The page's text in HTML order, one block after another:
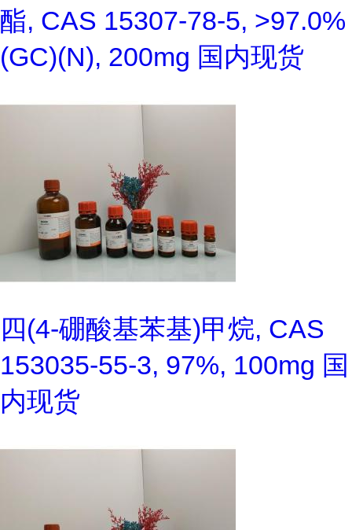
酯, CAS 15307-78-5, >97.0%
(GC)(N), 200mg 国内现货
四(4-硼酸基苯基)甲烷, CAS
153035-55-3, 97%, 100mg 国
内现货